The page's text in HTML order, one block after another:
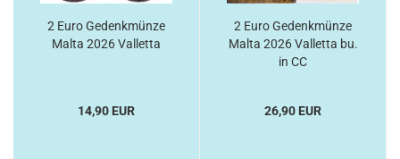
2 Euro Gedenkmünze
Malta 2026 Valletta
14,90 EUR
2 Euro Gedenkmünze
Malta 2026 Valletta bu.
in CC
26,90 EUR